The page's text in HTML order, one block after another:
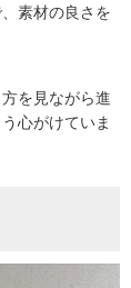
素材の良さを
を見ながら進
心がけていま